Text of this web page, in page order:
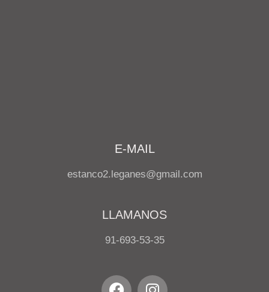
E-MAIL
estanco2.leganes@gmail.com
LLAMANOS
91-693-53-35